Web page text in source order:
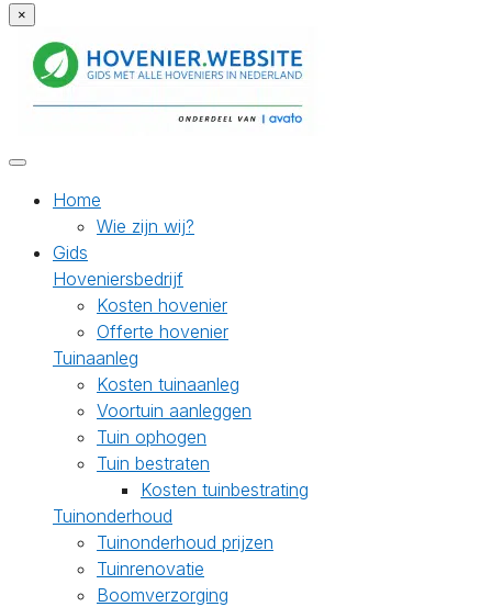
×
Home
Wie zijn wij?
Gids
Hoveniersbedrijf
Kosten hovenier
Offerte hovenier
Tuinaanleg
Kosten tuinaanleg
Voortuin aanleggen
Tuin ophogen
Tuin bestraten
Kosten tuinbestrating
Tuinonderhoud
Tuinonderhoud prijzen
Tuinrenovatie
Boomverzorging